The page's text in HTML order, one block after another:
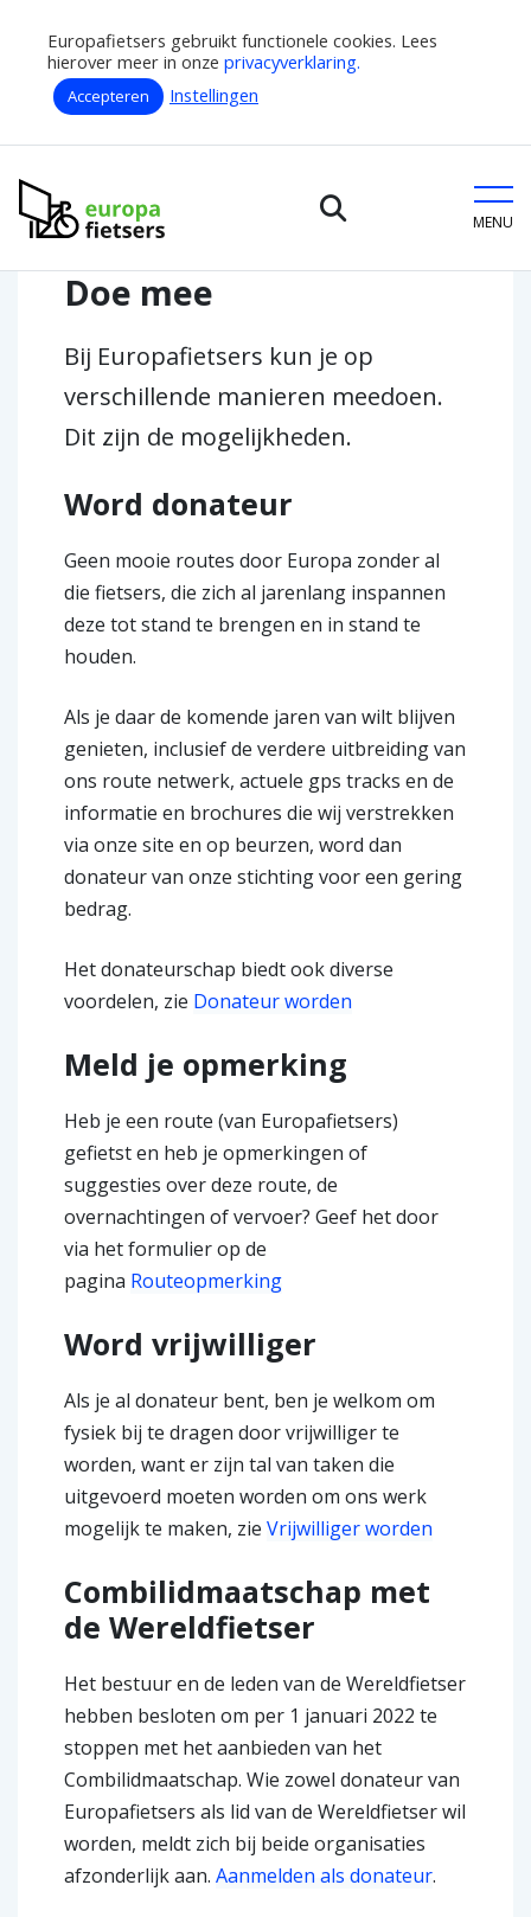
Europafietsers gebruikt functionele cookies. Lees
hierover meer in onze privacyverklaring.
Accepteren Instellingen
Europafietsers
MENU
Home
Doe mee
Bij Europafietsers kun je op
verschillende manieren meedoen.
Dit zijn de mogelijkheden.
Word donateur
Geen mooie routes door Europa zonder al
die fietsers, die zich al jarenlang inspannen
deze tot stand te brengen en in stand te
houden.
Als je daar de komende jaren van wilt blijven
genieten, inclusief de verdere uitbreiding van
ons route netwerk, actuele gps tracks en de
informatie en brochures die wij verstrekken
via onze site en op beurzen, word dan
donateur van onze stichting voor een gering
bedrag.
Het donateurschap biedt ook diverse
voordelen, zie Donateur worden
Meld je opmerking
Heb je een route (van Europafietsers)
gefietst en heb je opmerkingen of
suggesties over deze route, de
overnachtingen of vervoer? Geef het door
via het formulier op de
pagina Routeopmerking
Word vrijwilliger
Als je al donateur bent, ben je welkom om
fysiek bij te dragen door vrijwilliger te
worden, want er zijn tal van taken die
uitgevoerd moeten worden om ons werk
mogelijk te maken, zie Vrijwilliger worden
Combilidmaatschap met
de Wereldfietser
Het bestuur en de leden van de Wereldfietser
hebben besloten om per 1 januari 2022 te
stoppen met het aanbieden van het
Combilidmaatschap. Wie zowel donateur van
Europafietsers als lid van de Wereldfietser wil
worden, meldt zich bij beide organisaties
afzonderlijk aan. Aanmelden als donateur.